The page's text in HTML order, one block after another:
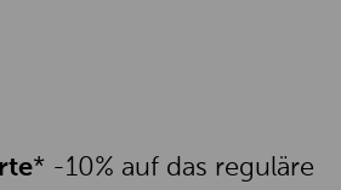
* -10% auf das reguläre